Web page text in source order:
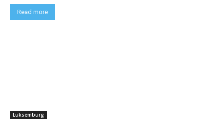
Read more
Luksemburg